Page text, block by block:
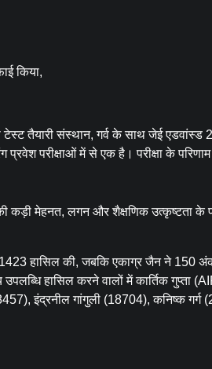
किया,
तैयारी संस्थान, गर्व के साथ जेई एडवांस्ड
प्रवेश परीक्षाओं में से एक है। परीक्षा के
मेहनत, लगन और शैक्षणिक उत्कृष्टता के
1423 हासिल की, जबकि एकाग्र जैन ने 150
हासिल करने वालों में कार्तिक गुप्ता
इंद्रनील गांगुली (18704), कनिष्क गर्ग